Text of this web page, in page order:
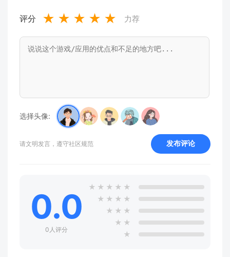
评分 ★ ★ ★ ★ ★ 力荐
选择头像:
请文明发言，遵守社区规范 发布评论
0.0
0人评分
★ ★ ★ ★ ★
★ ★ ★ ★
★ ★ ★
★ ★
★